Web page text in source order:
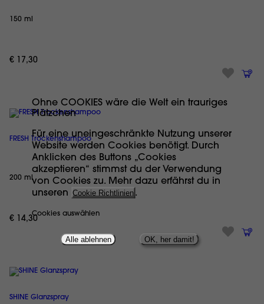
150 ml
€ 17,30
FRESH Trockenshampoo
200 ml
€ 14,30
SHINE Glanzspray
Ohne COOKIES wäre die Welt ein trauriges
Plätzchen
Für eine uneingeschränkte Nutzung unserer
Website werden Cookies benötigt. Durch
Anklicken des Buttons „Cookies
akzeptieren“ stimmst du der Verwendung
von Cookies zu. Mehr dazu erfährst du in
unseren Cookie Richtlinien .
Cookies auswählen
Alle ablehnen OK, her damit!